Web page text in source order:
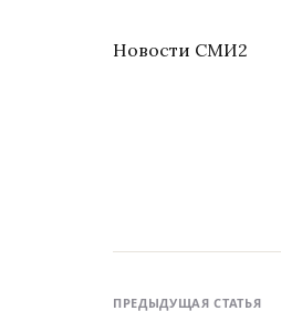
Новости СМИ2
ПРЕДЫДУЩАЯ СТАТЬЯ